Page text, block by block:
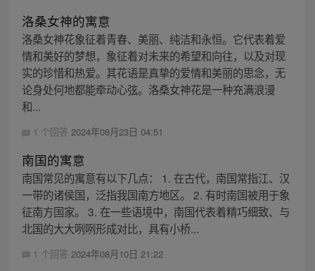
洛桑女神的寓意
洛桑女神花象征着青春、美丽、纯洁和永恒。它代表着爱
情和美好的梦想，象征着对未来的希望和向往，以及对现
实的珍惜和热爱。其花语是真挚的爱情和美丽的思念，无
论身处何地都能牵动心弦。洛桑女神花是一种充满浪漫
和...
1 个回答 2024年08月23日 04:51
南国的寓意
南国常见的寓意有以下几点： 1. 在古代，南国常指江、汉
一带的诸侯国，泛指我国南方地区。 2. 有时南国被用于象
征南方国家。 3. 在一些语境中，南国代表着精巧细致、与
北国的大大咧咧形成对比，具有小桥...
1 个回答 2024年08月10日 21:22